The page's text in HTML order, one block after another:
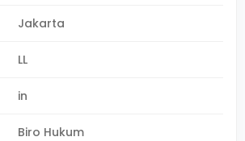
Jakarta
LL
in
Biro Hukum